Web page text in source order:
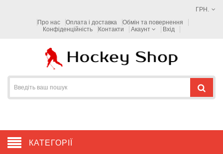
ГРН.
Про нас
Оплата і доставка
Обмін та повернення
Конфіденційність
Контакти Акаунт Вхід
КАТЕГОРІЇ